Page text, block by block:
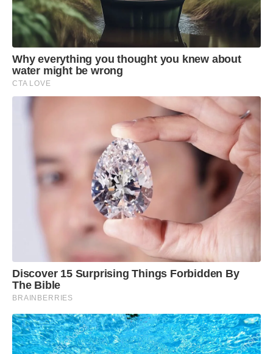
Why everything you thought you knew about
water might be wrong
CTA LOVE
Discover 15 Surprising Things Forbidden By
The Bible
BRAINBERRIES